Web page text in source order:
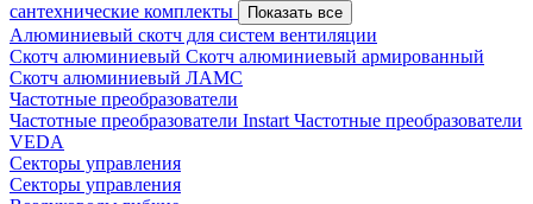
сантехнические комплекты
Показать все
Алюминиевый скотч для систем вентиляции
Скотч алюминиевый Скотч алюминиевый армированный
Скотч алюминиевый ЛАМС
Частотные преобразователи
Частотные преобразователи Instart Частотные преобразователи
VEDA
Секторы управления
Секторы управления